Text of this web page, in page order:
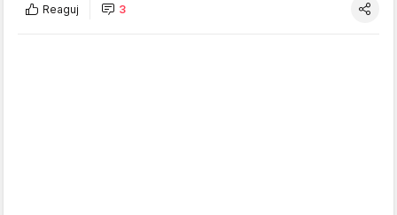
Reaguj 3